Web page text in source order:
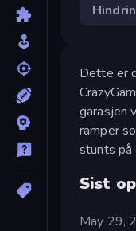
Dette er
garasjen
ramper
stunts på
Sist
May 29,